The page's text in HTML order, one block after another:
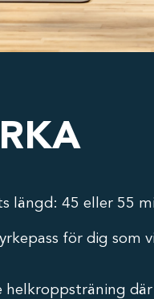
längd: 45 eller 55
för dig som
helkroppsträning